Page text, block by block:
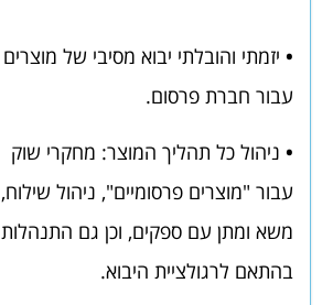
• יזמתי והובלתי יבוא מסיבי של מוצרים
עבור חברת פרסום.
• ניהול כל תהליך המוצר: מחקרי שוק
עבור "מוצרים פרסומיים", ניהול שילוח,
משא ומתן עם ספקים, וכן גם התנהלות
בהתאם לרגולציית היבוא.